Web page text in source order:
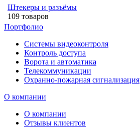
Штекеры и разъёмы
109 товаров
Портфолио
Системы видеоконтроля
Контроль доступа
Ворота и автоматика
Телекоммуникации
Охранно-пожарная сигнализация
О компании
О компании
Отзывы клиентов